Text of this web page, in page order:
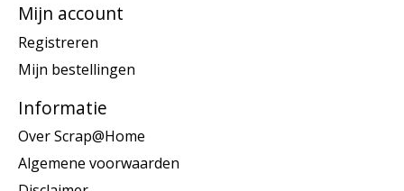
Mijn account
Registreren
Mijn bestellingen
Informatie
Over Scrap@Home
Algemene voorwaarden